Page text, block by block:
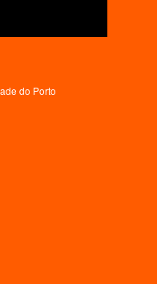
do Porto